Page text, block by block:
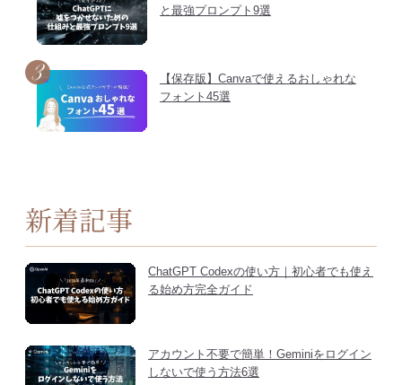
と最強プロンプト9選
【保存版】Canvaで使えるおしゃれな
フォント45選
新着記事
ChatGPT Codexの使い方｜初心者でも使え
る始め方完全ガイド
アカウント不要で簡単！Geminiをログイン
しないで使う方法6選